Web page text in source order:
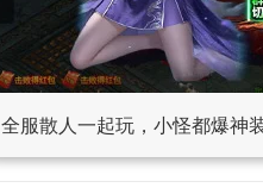
全服散人一起玩，小怪都爆神